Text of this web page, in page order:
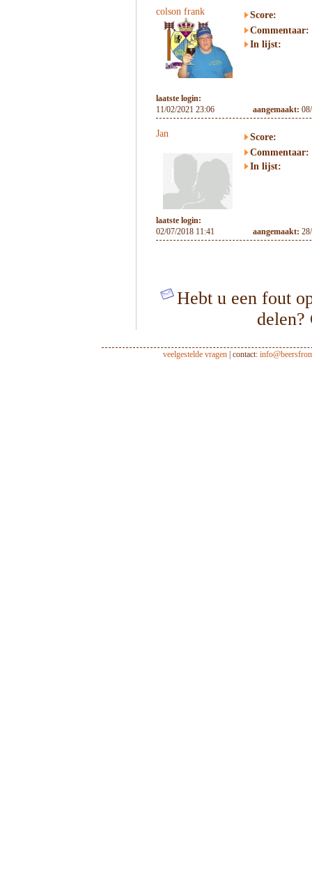
colson frank
Score:
Commentaar:
In lijst:
laatste login:
11/02/2021 23:06
aangemaakt:
Jan
Score:
Commentaar:
In lijst:
laatste login:
02/07/2018 11:41
aangemaakt:
Hebt u een fout
veelgestelde vragen| contact: